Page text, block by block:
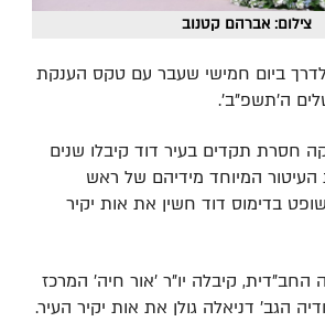
צילום: אברהם קטנוב
לדרך ביום חמישי שעבר עם טקס הענקת
ה'תשפ"ב'.
חסרת תקדים בעיר דוד קיבלו שנים
העיטור המיוחד מידיהם של ראש
בדימוס דוד חשין את אות יקיר
החב"דית, קיבלה יו"ר 'אור חיה' המרכז
הגב' דניאלה גולן את אות יקיר העיר.